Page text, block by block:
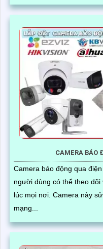
CAMERA BÁO
Camera báo động qua
người dùng có thể theo
lúc mọi nơi. Camera này sử dụng công nghệ kết nối qua
mạng...